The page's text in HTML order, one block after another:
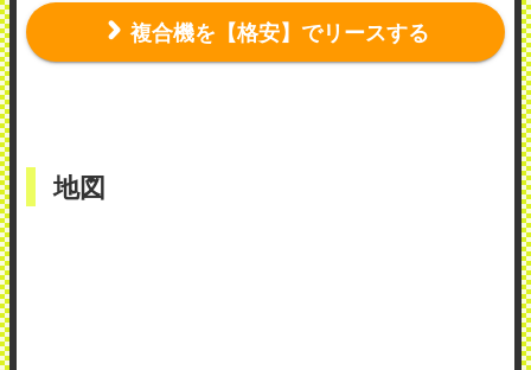
複合機を【格安】でリースする
地図